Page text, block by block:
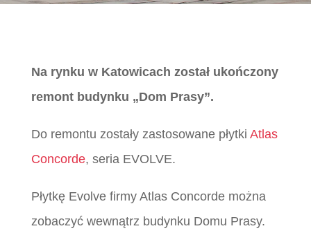
Na rynku w Katowicach został ukończony
remont budynku „Dom Prasy”.
Do remontu zostały zastosowane płytki Atlas
Concorde, seria EVOLVE.
Płytkę Evolve firmy Atlas Concorde można
zobaczyć wewnątrz budynku Domu Prasy.